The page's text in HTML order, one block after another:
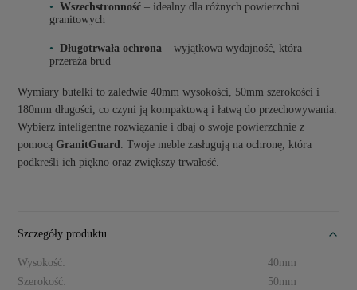
Wszechstronność – idealny dla różnych powierzchni
granitowych
Długotrwała ochrona – wyjątkowa wydajność, która
przeraża brud
Wymiary butelki to zaledwie 40mm wysokości, 50mm szerokości i
180mm długości, co czyni ją kompaktową i łatwą do przechowywania.
Wybierz inteligentne rozwiązanie i dbaj o swoje powierzchnie z
pomocąGranitGuard. Twoje meble zasługują na ochronę, która
podkreśli ich piękno oraz zwiększy trwałość.
Szczegóły produktu
Wysokość:
40mm
Szerokość:
50mm